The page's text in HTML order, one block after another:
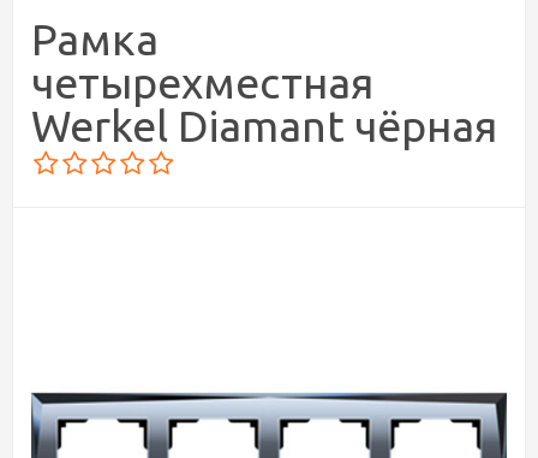
Рамка
четырехместная
Werkel Diamant чёрная